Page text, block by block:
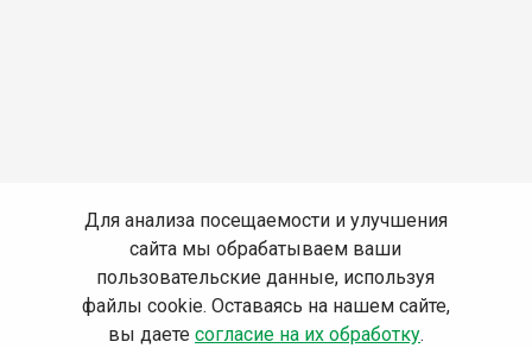
Для анализа посещаемости и улучшения
сайта мы обрабатываем ваши
пользовательские данные, используя
файлы cookie. Оставаясь на нашем сайте,
вы даете согласие на их обработку.